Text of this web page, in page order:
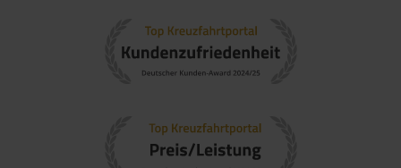
Beliebte Reiseziele, die die Garibaldi-Bucht
Naturlandschaften. Patagonien bietet zahlreiche
Möglichkeiten für Outdoor-Abenteuer und